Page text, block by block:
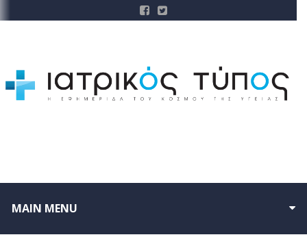
MAIN MENU